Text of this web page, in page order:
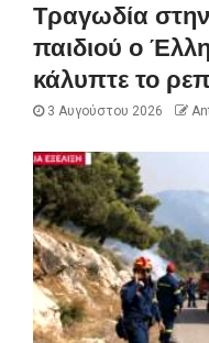
Τραγωδία
παιδιού ο
κάλυπτε το
3 Αυγούστου 2026